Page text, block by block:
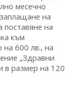
месечно
на
на
към
на 600 лв., на
„Здравни
в размер на 120